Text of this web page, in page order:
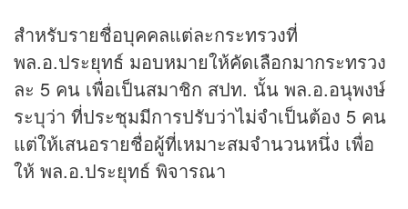
สำหรับรายชื่อบุคคลแต่ละกระทรวงที่
พล.อ.ประยุทธ์ มอบหมายให้คัดเลือกมากระทรวง
ละ 5 คน เพื่อเป็นสมาชิก สปท. นั้น พล.อ.อนุพงษ์
ระบุว่า ที่ประชุมมีการปรับว่าไม่จำเป็นต้อง 5 คน
แต่ให้เสนอรายชื่อผู้ที่เหมาะสมจำนวนหนึ่ง เพื่อ
ให้ พล.อ.ประยุทธ์ พิจารณา